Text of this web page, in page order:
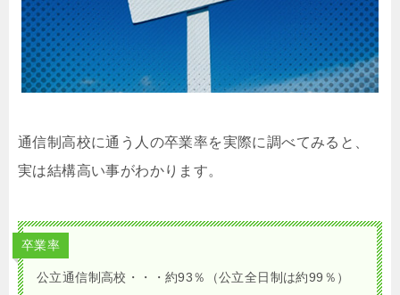
通信制高校に通う人の卒業率を実際に調べてみると、
実は結構高い事がわかります。
卒業率
公立通信制高校・・・約93％（公立全日制は約99％）